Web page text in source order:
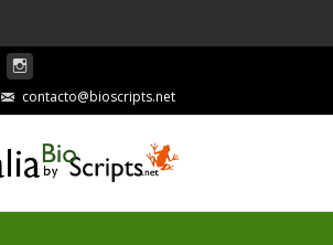
contacto@bioscripts.net